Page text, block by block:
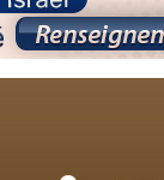
Événements Torah-